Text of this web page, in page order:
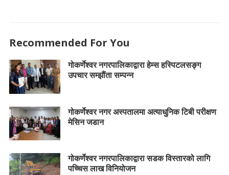
Recommended For You
गोकर्णेश्वर नगरपालिकाद्वारा हेम्स हस्पिटलसङ्ग
उपचार सम्झौंता सम्पन्न
गोकर्णेश्वर नगर अस्पतालमा अत्याधुनिक टिबी परीक्षण
मेसिन जडान
गोकर्णेश्वर नगरपालिकाद्वारा सडक विस्तारको लागि
पच्चिस लाख विनियोजन